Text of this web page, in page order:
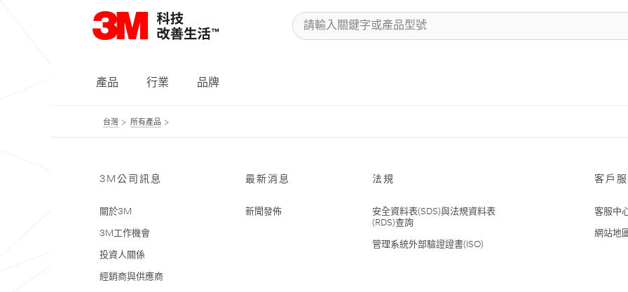
產品 行業 品牌
台灣 所有產品
3M公司訊息
關於3M
3M工作機會
投資人關係
經銷商與供應商
最新消息
新聞發佈
法規
安全資料表(SDS)與法規資料表
(RDS)查詢
管理系統外部驗證證書(ISO)
客戶
客服中
網站地